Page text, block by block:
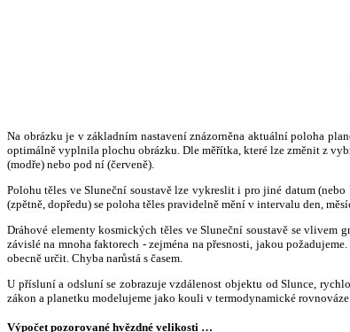
Na obrázku je v základním nastavení znázorněna aktuální poloha
optimálně vyplnila plochu obrázku. Dle měřítka, které lze změnit z
(modře) nebo pod ní (červeně).
Polohu těles ve Sluneční soustavě lze vykreslit i pro jiné datum
(zpětně, dopředu) se poloha těles pravidelně mění v intervalu den,
Dráhové elementy kosmických těles ve Sluneční soustavě se vlivem
závislé na mnoha faktorech - zejména na přesnosti, jakou
obecně určit. Chyba narůstá s časem.
U přísluní a odsluní se zobrazuje vzdálenost objektu od Slunce,
zákon a planetku modelujeme jako kouli v termodynamické
Výpočet pozorované hvězdné velikosti …